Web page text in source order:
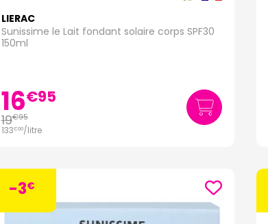
LIERAC
Sunissime le Lait fondant solaire corps SPF30
150ml
16€95
19€95
133€00/litre
-3€